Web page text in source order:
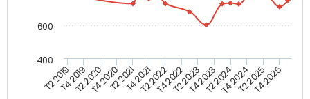
T2 2019T4 2019T2 2020T4 2020T2 2021T4 2021T2 2022T4 2022T2 2023T4 2023T2 2024T4 2024T2 2025T4 2025
400
600